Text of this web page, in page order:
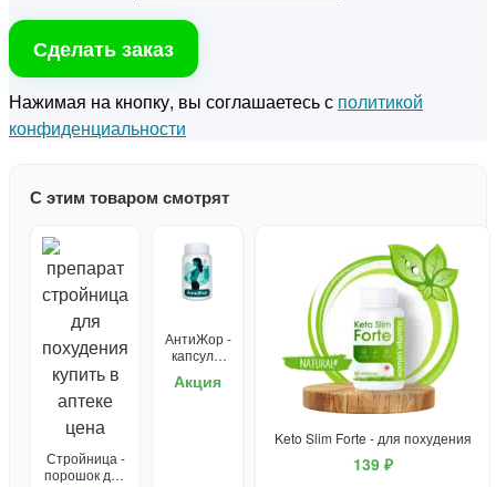
Сделать заказ
Нажимая на кнопку, вы соглашаетесь с политикой
конфиденциальности
С этим товаром смотрят
Стройница -
порошок для
АнтиЖор -
капсулы
похудения
Акция
Keto Slim Forte - для похудения
139 ₽